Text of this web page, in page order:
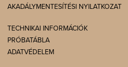
AKADÁLYMENTESÍTÉSI NYILATKOZAT
TECHNIKAI INFORMÁCIÓK
PRÓBATÁBLA
ADATVÉDELEM